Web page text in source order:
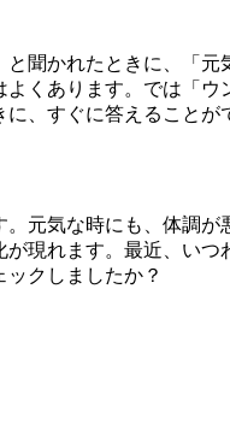
聞かれたときに、「元
くあります。では「ウ
、すぐに答えることが
。元気な時にも、体調が
が現れます。最近、いつ
クしましたか？